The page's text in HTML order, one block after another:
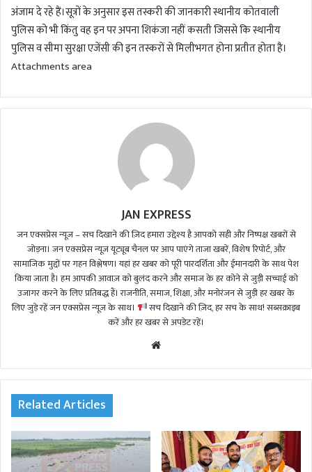
अंजाम दे रहे हैं।सूत्रों के अनुसार इस तस्करी की जानकारी स्थानीय कोतवाली
पुलिस को भी किंतु वह इन पर अपना शिकंजा नहीं कसती जिससे कि स्थानीय
पुलिस व सीमा सुरक्षा एजेंसी की इन तस्करों से मिलीभगत होना प्रतीत होता है।
Attachments area
JAN EXPRESS
जन एक्सप्रेस न्यूज़ – सच दिखाने की ज़िद हमारा उद्देश्य है आपको सही और निष्पक्ष खबरों से
जोड़ना। जन एक्सप्रेस न्यूज़ यूट्यूब चैनल पर आप पाएंगे ताजा खबरें, विशेष रिपोर्ट, और
सामाजिक मुद्दों पर गहन विश्लेषण। यहां हर खबर को पूरी पारदर्शिता और ईमानदारी के साथ पेश
किया जाता है। हम आपकी आवाज़ को बुलंद करने और समाज के हर कोने से जुड़ी सच्चाई को
उजागर करने के लिए प्रतिबद्ध हैं। राजनीति, समाज, शिक्षा, और मनोरंजन से जुड़ी हर खबर के
लिए जुड़े रहें जन एक्सप्रेस न्यूज़ के साथ।
सच दिखाने की ज़िद, हर सच के साथ! सब्सक्राइब
करें और हर खबर से अपडेट रहें।
te
Related Articles